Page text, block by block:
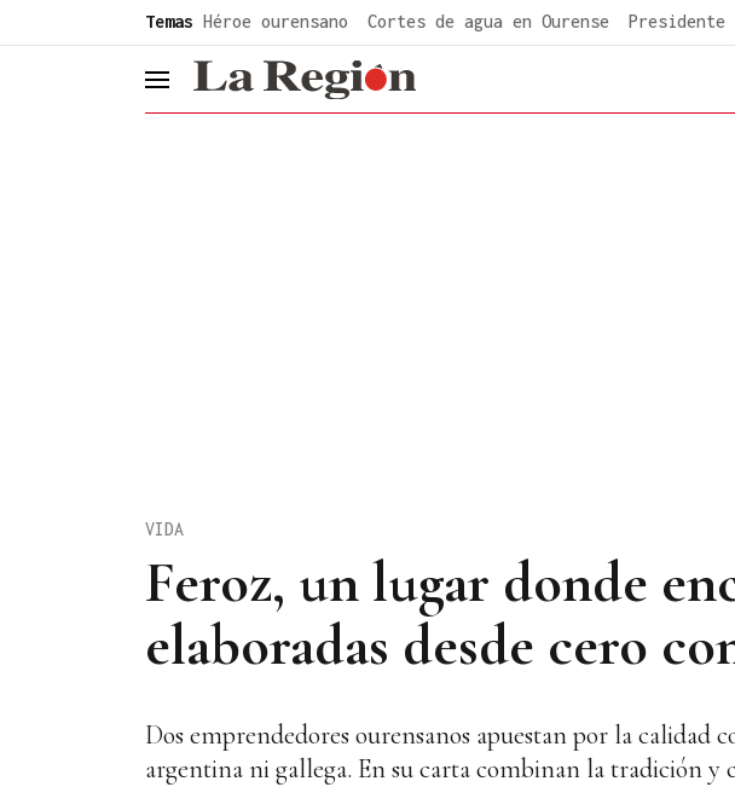
Temas Héroe ourensano Cortes de agua en Ourense
header.menu.open
Feroz, un lugar donde
elaboradas desde cero
VIDA
Dos emprendedores ourensanos apuestan por la
argentina ni gallega. En su carta combinan la tradición y